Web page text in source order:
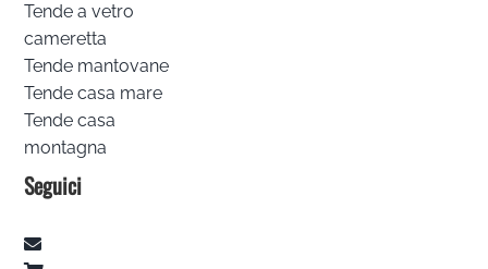
Tende a vetro
cameretta
Tende mantovane
Tende casa mare
Tende casa
montagna
Seguici